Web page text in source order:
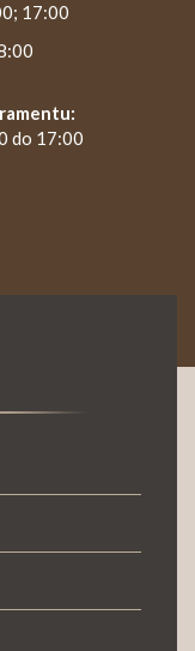
17:00
do 17:00
8.30 oraz po Mszy
305
muzealnej:
406